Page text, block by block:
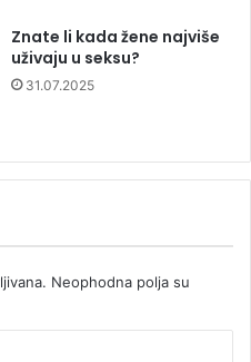
Znate li kada žene najviše
uživaju u seksu?
31.07.2025
Neophodna polja su